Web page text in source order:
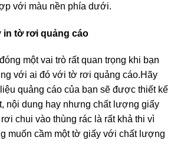
với màu nền phía dưới.
in tờ rơi quảng cáo
một vai trò rất quan trọng khi bạn
với ai đó với tờ rơi quảng cáo.Hãy
quảng cáo của bạn sẽ được thiết kế
nội dung hay nhưng chất lượng giấy
chui vào thùng rác là rất khả thi vì
muốn cầm một tờ giấy với chất lượng